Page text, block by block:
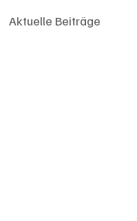
Aktuelle Beiträge